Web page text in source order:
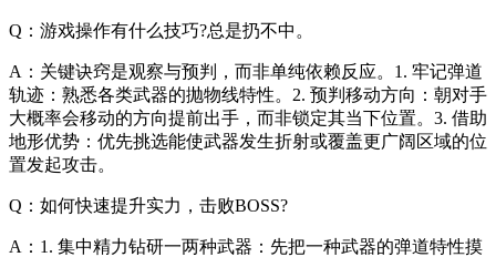
Q：游戏操作有什么技巧?总是扔不中。
A：关键诀窍是观察与预判，而非单纯依赖反应。1. 牢记弹道
轨迹：熟悉各类武器的抛物线特性。2. 预判移动方向：朝对手
大概率会移动的方向提前出手，而非锁定其当下位置。3. 借助
地形优势：优先挑选能使武器发生折射或覆盖更广阔区域的位
置发起攻击。
Q：如何快速提升实力，击败BOSS?
A：1. 集中精力钻研一两种武器：先把一种武器的弹道特性摸